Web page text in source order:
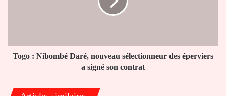
a
signé
Togo : Nibombé Daré, nouveau sélectionneur des éperviers
a signé son contrat